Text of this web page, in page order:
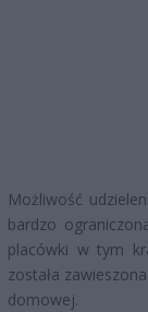
Możliwość
bardzo
placówki w tym
została
domowej.